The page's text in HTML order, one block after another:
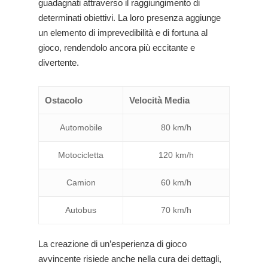
guadagnati attraverso il raggiungimento di
determinati obiettivi. La loro presenza aggiunge
un elemento di imprevedibilità e di fortuna al
gioco, rendendolo ancora più eccitante e
divertente.
Ostacolo Velocità Media
Automobile 80 km/h
Motocicletta 120 km/h
Camion 60 km/h
Autobus 70 km/h
La creazione di un’esperienza di gioco
avvincente risiede anche nella cura dei dettagli,